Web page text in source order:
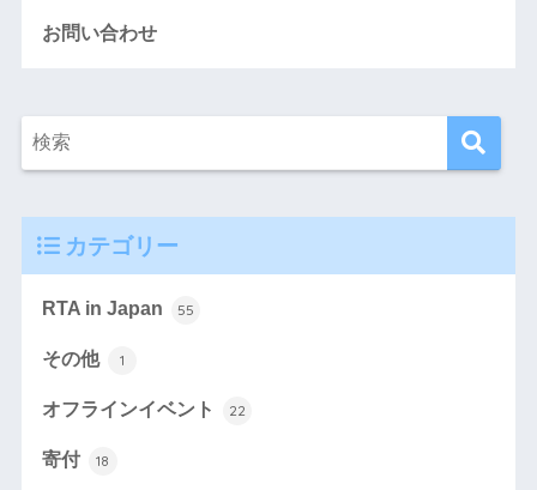
お問い合わせ
カテゴリー
RTA in Japan 55
その他 1
オフラインイベント 22
寄付 18